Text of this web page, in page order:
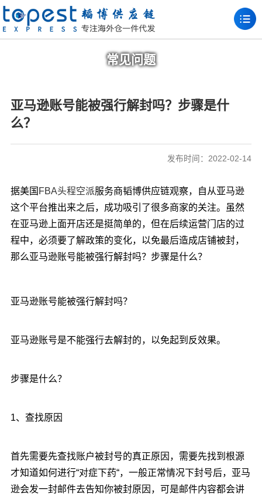
常见问题
亚马逊账号能被强行解封吗？步骤是什
么？
发布时间：2022-02-14
据美国 FBA头程空派服务商韬博供应链观察，自从亚马逊
这个平台推出来之后，成功吸引了很多商家的关注。虽然
在亚马逊上面开店还是挺简单的，但在后续运营门店的过
程中，必须要了解政策的变化，以免最后造成店铺被封，
那么亚马逊账号能被强行解封吗？步骤是什么？
亚马逊账号能被强行解封吗？
亚马逊账号是不能强行去解封的，以免起到反效果。
步骤是什么？
1、查找原因
首先需要先查找账户被封号的真正原因，需要先找到根源
才知道如何进行“对症下药“，一般正常情况下封号后，亚马
逊会发一封邮件去告知你被封原因，可是邮件内容都会讲